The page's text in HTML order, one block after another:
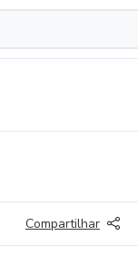
Compartilhar